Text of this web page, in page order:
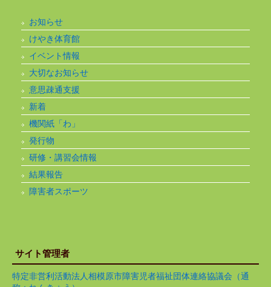
お知らせ
けやき体育館
イベント情報
大切なお知らせ
意思疎通支援
新着
機関紙「わ」
発行物
研修・講習会情報
結果報告
障害者スポーツ
サイト管理者
特定非営利活動法人相模原市障害児者福祉団体連絡協議会（通